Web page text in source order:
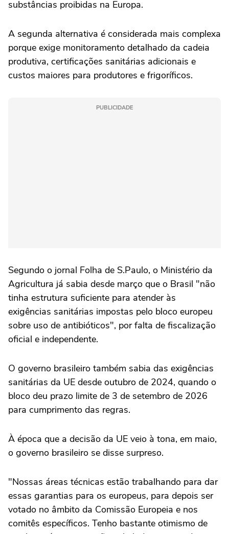
substâncias proibidas na Europa.
A segunda alternativa é considerada mais complexa
porque exige monitoramento detalhado da cadeia
produtiva, certificações sanitárias adicionais e
custos maiores para produtores e frigoríficos.
PUBLICIDADE
Segundo o jornal Folha de S.Paulo, o Ministério da
Agricultura já sabia desde março que o Brasil "não
tinha estrutura suficiente para atender às
exigências sanitárias impostas pelo bloco europeu
sobre uso de antibióticos", por falta de fiscalização
oficial e independente.
O governo brasileiro também sabia das exigências
sanitárias da UE desde outubro de 2024, quando o
bloco deu prazo limite de 3 de setembro de 2026
para cumprimento das regras.
À época que a decisão da UE veio à tona, em maio,
o governo brasileiro se disse surpreso.
"Nossas áreas técnicas estão trabalhando para dar
essas garantias para os europeus, para depois ser
votado no âmbito da Comissão Europeia e nos
comitês específicos. Tenho bastante otimismo de